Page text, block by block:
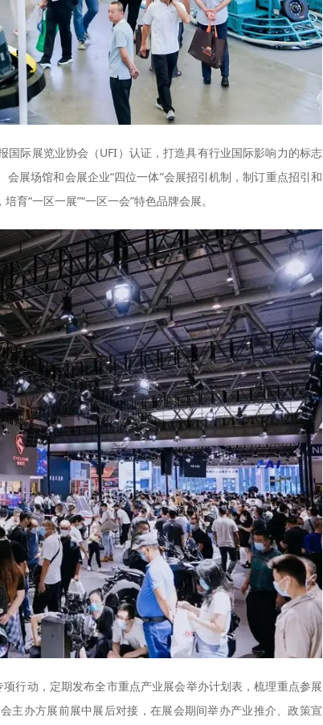
际展览业协会（UFI）认证，打造具有行业国际影响力的标志
展场馆和会展企业“四位一体”会展招引机制，制订重点招引和
“一区一展”“一区一会”特色品牌会展。
行动，定期发布全市重点产业展会举办计划表，梳理重点参展
主办方展前展中展后对接，在展会期间举办产业推介、政策宣